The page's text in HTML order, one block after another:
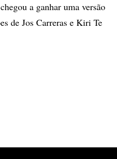
a ganhar uma versão
de Jos Carreras e Kiri Te